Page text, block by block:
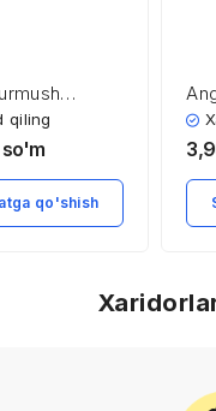
va uning
qiling
so'm
qo'shish